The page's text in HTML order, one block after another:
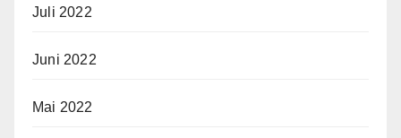
Juli 2022
Juni 2022
Mai 2022